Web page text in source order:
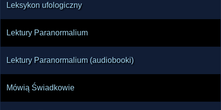
Leksykon ufologiczny
Lektury Paranormalium
Lektury Paranormalium (audiobooki)
Mówią Świadkowie